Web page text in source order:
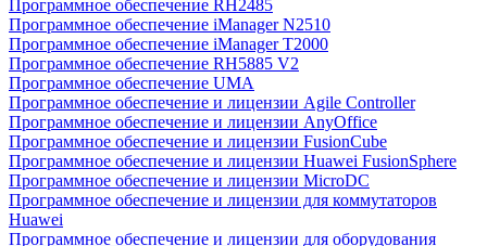
Программное обеспечение RH2485
Программное обеспечение iManager N2510
Программное обеспечение iManager T2000
Программное обеспечение RH5885 V2
Программное обеспечение UMA
Программное обеспечение и лицензии Agile Controller
Программное обеспечение и лицензии AnyOffice
Программное обеспечение и лицензии FusionCube
Программное обеспечение и лицензии Huawei FusionSphere
Программное обеспечение и лицензии MicroDC
Программное обеспечение и лицензии для коммутаторов
Huawei
Программное обеспечение и лицензии для оборудования